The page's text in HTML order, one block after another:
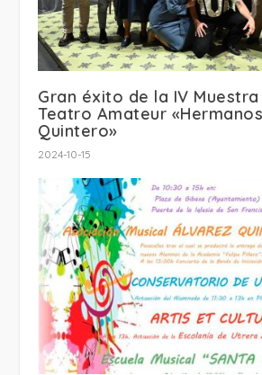
Gran éxito de la IV
Teatro Amateur
Quintero»
2024-10-15